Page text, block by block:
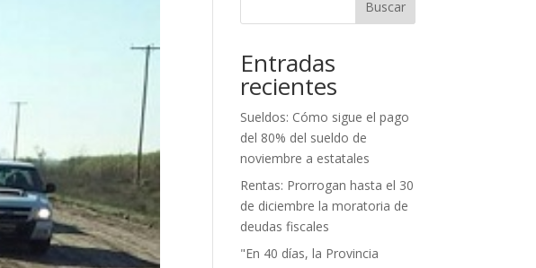
Buscar
Entradas
recientes
Sueldos: Cómo sigue el pago
del 80% del sueldo de
noviembre a estatales
Rentas: Prorrogan hasta el 30
de diciembre la moratoria de
deudas fiscales
"En 40 días, la Provincia